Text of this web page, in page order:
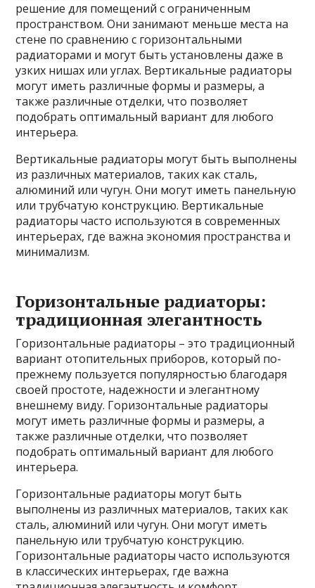
решение для помещений с ограниченным
пространством. Они занимают меньше места на
стене по сравнению с горизонтальными
радиаторами и могут быть установлены даже в
узких нишах или углах. Вертикальные радиаторы
могут иметь различные формы и размеры, а
также различные отделки, что позволяет
подобрать оптимальный вариант для любого
интерьера.
Вертикальные радиаторы могут быть выполнены
из различных материалов, таких как сталь,
алюминий или чугун. Они могут иметь панельную
или трубчатую конструкцию. Вертикальные
радиаторы часто используются в современных
интерьерах, где важна экономия пространства и
минимализм.
Горизонтальные радиаторы:
традиционная элегантность
Горизонтальные радиаторы – это традиционный
вариант отопительных приборов, который по-
прежнему пользуется популярностью благодаря
своей простоте, надежности и элегантному
внешнему виду. Горизонтальные радиаторы
могут иметь различные формы и размеры, а
также различные отделки, что позволяет
подобрать оптимальный вариант для любого
интерьера.
Горизонтальные радиаторы могут быть
выполнены из различных материалов, таких как
сталь, алюминий или чугун. Они могут иметь
панельную или трубчатую конструкцию.
Горизонтальные радиаторы часто используются
в классических интерьерах, где важна